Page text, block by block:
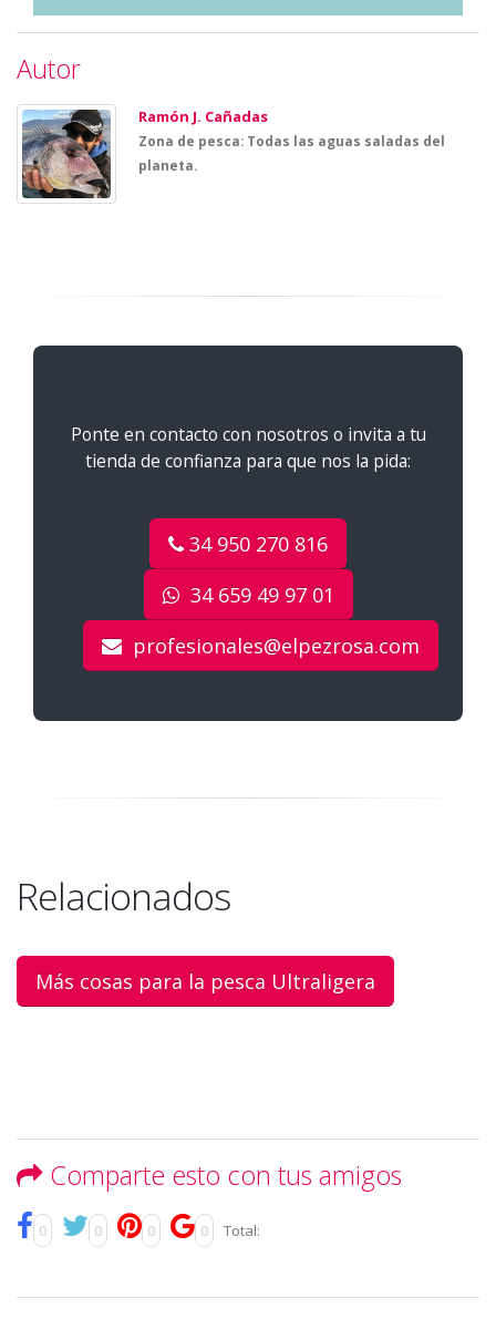
Autor
Ramón J. Cañadas
Zona de pesca: Todas las aguas saladas del
planeta.
Ponte en contacto con nosotros o invita a tu
tienda de confianza para que nos la pida:
34 950 270 816
34 659 49 97 01
profesionales@elpezrosa.com
Relacionados
Más cosas para la pesca Ultraligera
Comparte esto con tus amigos
0 0 0 0 Total: